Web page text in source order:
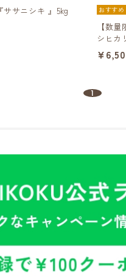
サニシキ 』5kg おすすめ
【数
シヒカ
1